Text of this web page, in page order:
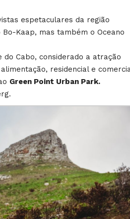
espetaculares da região
Kaap, mas também o Oceano
Cabo, considerado a atração
residencial e
Green Point Urban Park.